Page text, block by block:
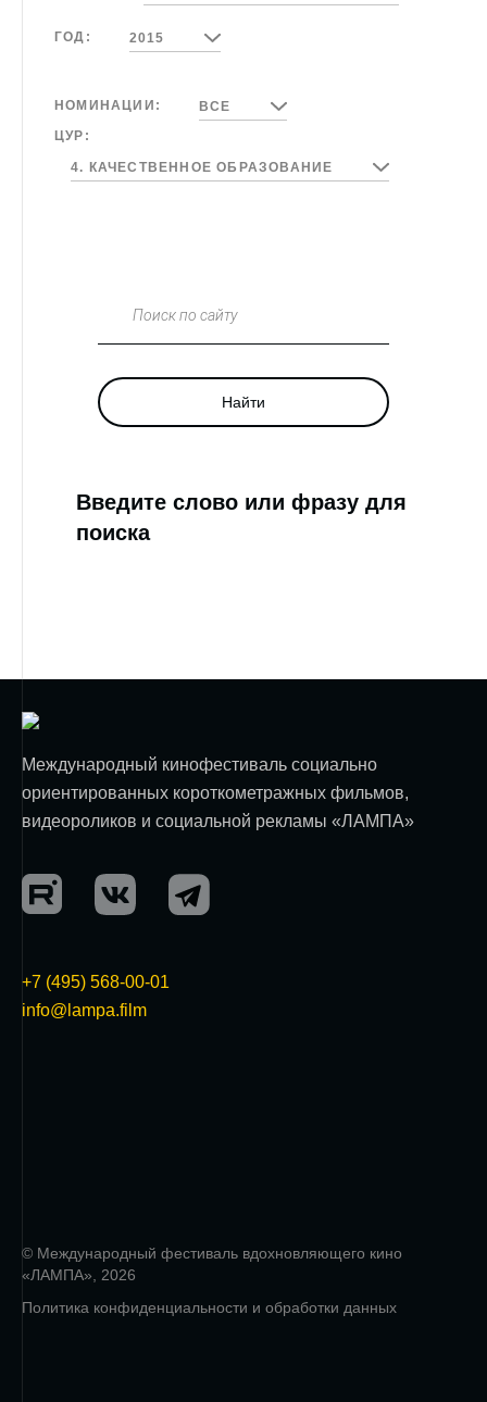
ГОД: 2015
НОМИНАЦИИ:
ВСЕ
ЦУР:
4. КАЧЕСТВЕННОЕ ОБРАЗОВАНИЕ
Поиск по сайту
Найти
Введите слово или фразу для
поиска
Международный кинофестиваль социально
ориентированных короткометражных фильмов,
видеороликов и социальной рекламы «ЛАМПА»
+7 (495) 568-00-01
info@lampa.film
© Международный фестиваль вдохновляющего кино
«ЛАМПА», 2026
Политика конфиденциальности и обработки данных